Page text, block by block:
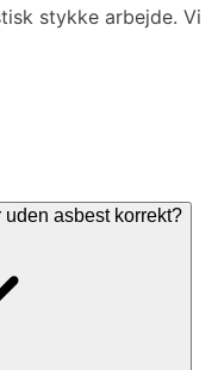
stykke arbejde. Vi
asbest korrekt?